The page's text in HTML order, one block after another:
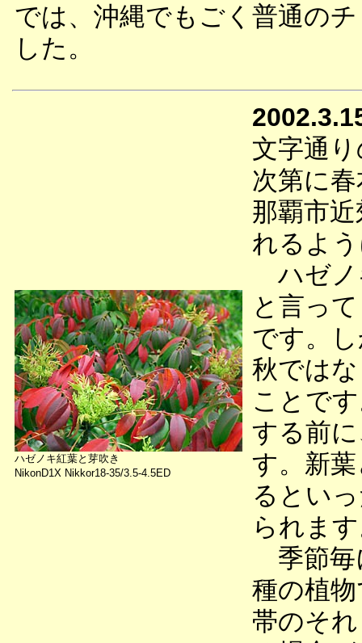
では、沖縄でもごく普通の
した。
ハゼノキ紅葉と芽吹き
NikonD1X Nikkor18-35/3.5-4.5ED
文字通
次第に
那覇市
れるよ
ハゼノ
と言っ
です。
秋では
ことで
する前
す。新
るとい
られま
季節毎
種の植
帯のそ